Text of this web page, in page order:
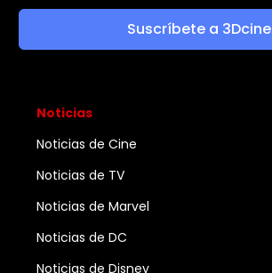
Suscríbete a 3Dcine
Noticias
Noticias de Cine
Noticias de TV
Noticias de Marvel
Noticias de DC
Noticias de Disney